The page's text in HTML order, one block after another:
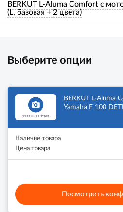
BERKUT L-Aluma Comfort с
(L, базовая + 2 цвета)
Выберите опции
BERKUT L-Aluma
Yamaha F 100
Наличие товара
Цена товара
Посмотреть